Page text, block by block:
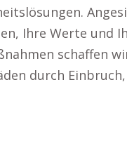
Ihre Werte und
schaffen
durch